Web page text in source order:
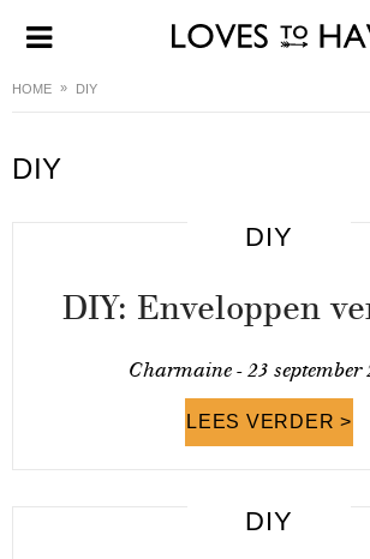
HOME DIY
DIY
DIY
DIY: Enveloppen
Charmaine - 23 september
LEES VERDER >
DIY